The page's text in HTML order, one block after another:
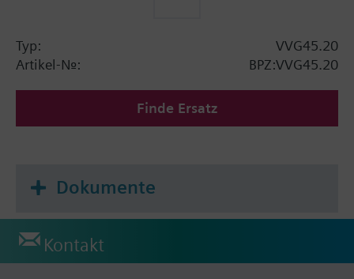
Typ:
VVG45.20
Artikel-Nr.:
BPZ:VVG45.20
Finde Ersatz
Dokumente
Kontakt